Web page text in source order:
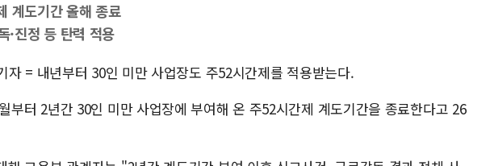
인도, 바이오가스 생산에
서울시, 정비사업으로 주
신인류콘텐츠, 핀란드
계도기간 올해 종료
·진정 등 탄력 적용
자 = 내년부터 30인 미만 사업장도 주52시간제를 적용받는다.
부터 2년간 30인 미만 사업장에 부여해 온 주52시간제 계도기간을 종료한다고 26